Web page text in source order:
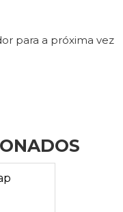
para a próxima vez